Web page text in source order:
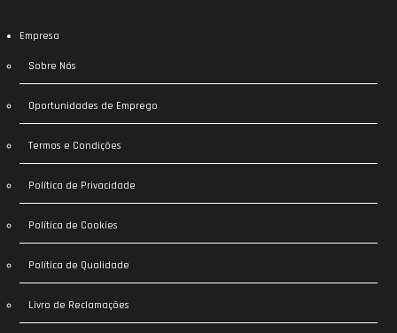
Empresa
Sobre Nós
Oportunidades de Emprego
Termos e Condições
Política de Privacidade
Política de Cookies
Política de Qualidade
Livro de Reclamações